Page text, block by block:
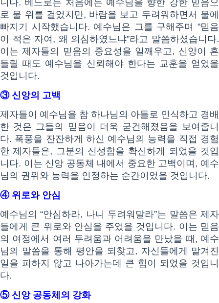
니다. 베드로는 처음에는 예수님을 향한 강한 믿음으
로 물 위를 걸었지만, 바람을 보고 두려워하면서 물에
빠지기 시작했습니다. 예수님은 그를 구해주며 “믿음
이 적은 자여, 왜 의심하였느냐”라고 말씀하셨습니다.
이는 제자들의 믿음의 중요성을 일깨우고, 신앙이 흔
들릴 때도 예수님을 신뢰해야 한다는 교훈을 얻었을
것입니다.
③ 신앙의 고백
제자들이 예수님을 참 하나님의 아들로 인식하고 경배
한 것은 그들의 믿음이 더욱 굳건해졌음을 보여줍니
다. 폭풍을 잔잔하게 하신 예수님의 능력을 직접 경험
한 제자들은, 그분의 신성함을 확신하게 되었을 것입
니다. 이는 신앙 공동체 내에서 중요한 고백이며, 예수
님의 권위와 능력을 인정하는 순간이었을 것입니다.
④ 위로와 안심
예수님의 “안심하라, 나니 두려워말라”는 말씀은 제자
들에게 큰 위로와 안심을 주었을 것입니다. 이는 믿음
의 여정에서 여러 두려움과 어려움을 만났을 때, 예수
님의 말씀을 통해 평안을 되찾고, 자신들에게 맡겨진
일을 피하지 않고 나아가는데 큰 힘이 되었을 것입니
다.
⑤ 신앙 공동체의 강화